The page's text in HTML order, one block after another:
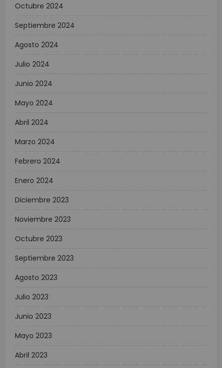
Octubre 2024
Septiembre 2024
Agosto 2024
Julio 2024
Junio 2024
Mayo 2024
Abril 2024
Marzo 2024
Febrero 2024
Enero 2024
Diciembre 2023
Noviembre 2023
Octubre 2023
Septiembre 2023
Agosto 2023
Julio 2023
Junio 2023
Mayo 2023
Abril 2023